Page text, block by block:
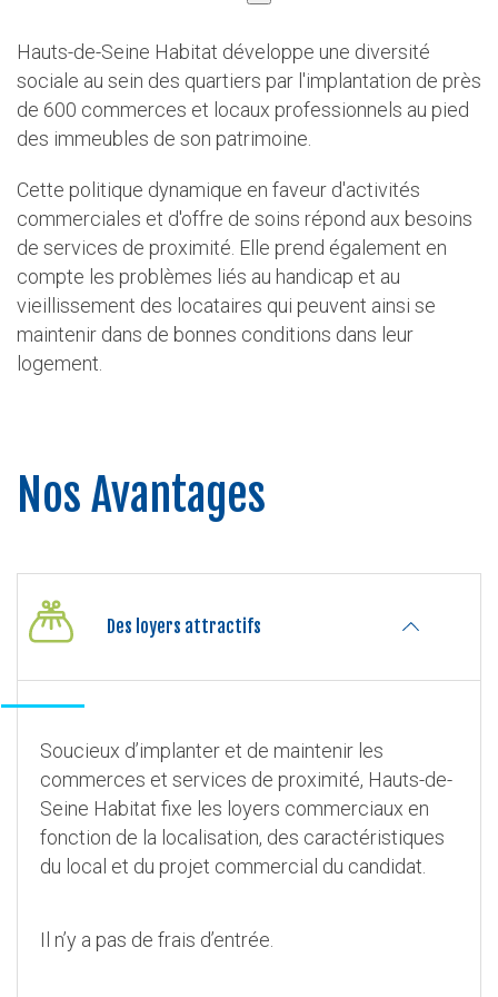
Hauts-de-Seine Habitat développe une diversité
sociale au sein des quartiers par l'implantation de près
de 600 commerces et locaux professionnels au pied
des immeubles de son patrimoine.
Cette politique dynamique en faveur d'activités
commerciales et d'offre de soins répond aux besoins
de services de proximité. Elle prend également en
compte les problèmes liés au handicap et au
vieillissement des locataires qui peuvent ainsi se
maintenir dans de bonnes conditions dans leur
logement.
Nos Avantages
Des loyers attractifs
Soucieux d’implanter et de maintenir les
commerces et services de proximité, Hauts-de-
Seine Habitat fixe les loyers commerciaux en
fonction de la localisation, des caractéristiques
du local et du projet commercial du candidat.
Il n’y a pas de frais d’entrée.